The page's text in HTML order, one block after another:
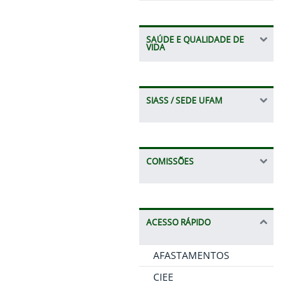
SAÚDE E QUALIDADE DE
VIDA
SIASS / SEDE UFAM
COMISSÕES
ACESSO RÁPIDO
AFASTAMENTOS
CIEE